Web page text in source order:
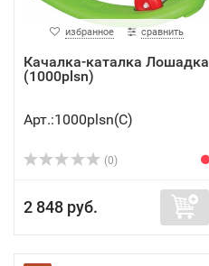
избранное сравнить
Качалка-каталка Лошадка
(1000plsn)
Арт.:1000plsn(C)
(0)
2 848 руб.